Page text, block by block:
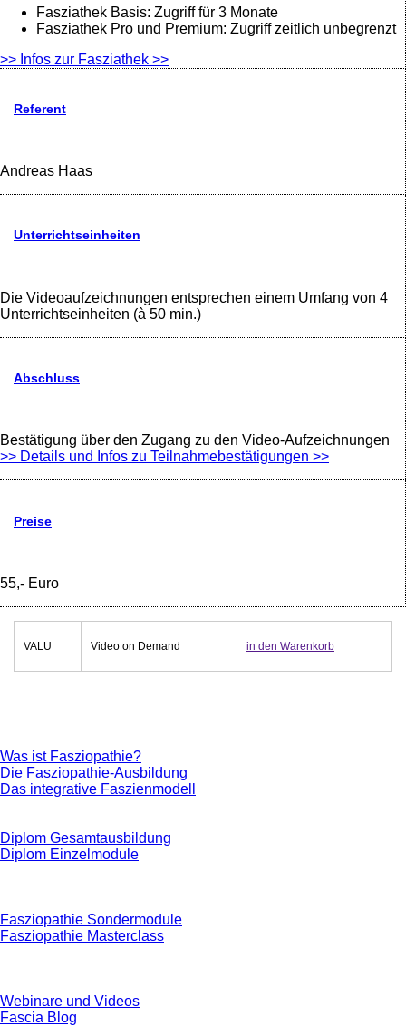
Fasziathek Basis: Zugriff für 3 Monate
Fasziathek Pro und Premium: Zugriff zeitlich unbegrenzt
>> Infos zur Fasziathek >>
Referent
Andreas Haas
Unterrichtseinheiten
Die Videoaufzeichnungen entsprechen einem Umfang von 4
Unterrichtseinheiten (à 50 min.)
Abschluss
Bestätigung über den Zugang zu den Video-Aufzeichnungen
>> Details und Infos zu Teilnahmebestätigungen >>
Preise
55,- Euro
VALU Video on Demand in den Warenkorb
Was ist Fasziopathie?
Die Fasziopathie-Ausbildung
Das integrative Faszienmodell
Diplom Gesamtausbildung
Diplom Einzelmodule
Fasziopathie Sondermodule
Fasziopathie Masterclass
Webinare und Videos
Fascia Blog